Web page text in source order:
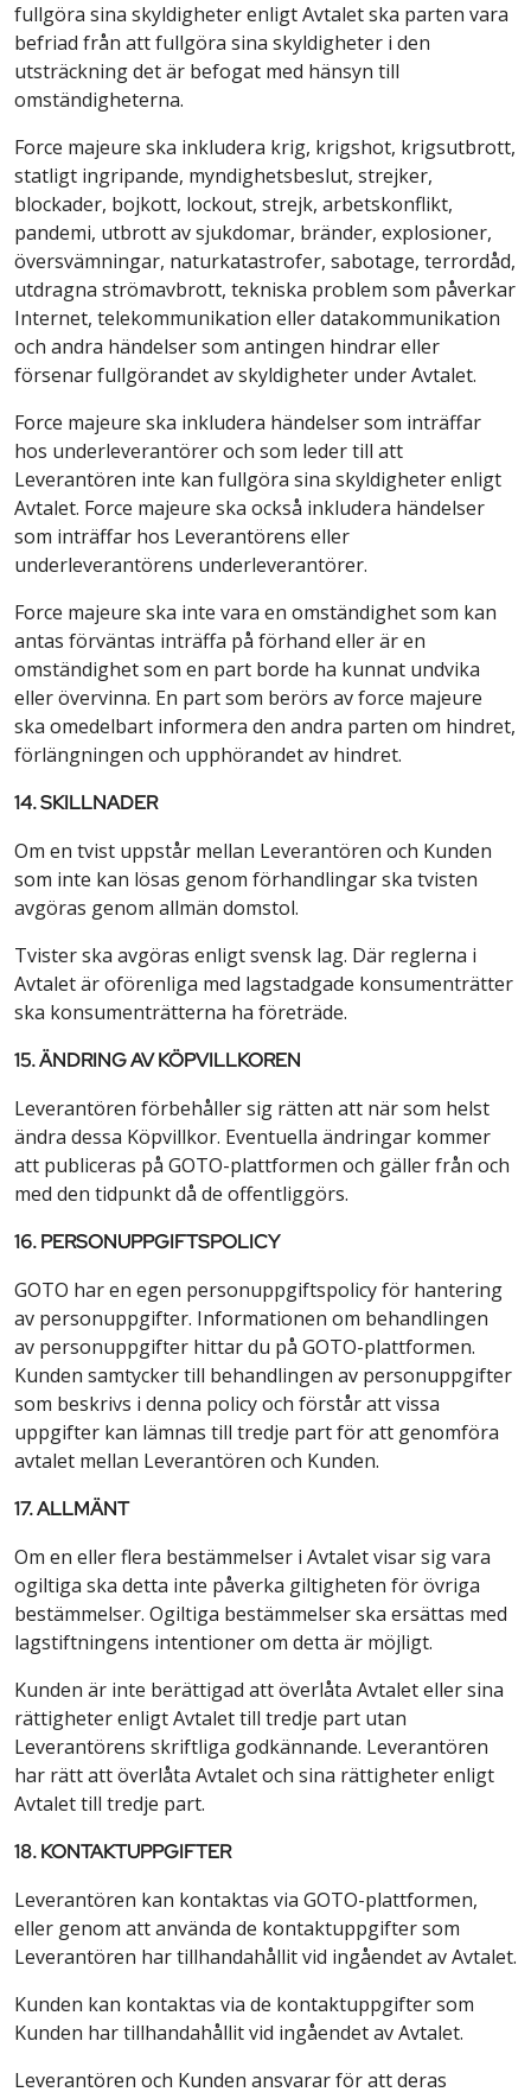
fullgöra sina skyldigheter enligt Avtalet ska parten vara
befriad från att fullgöra sina skyldigheter i den
utsträckning det är befogat med hänsyn till
omständigheterna.
Force majeure ska inkludera krig, krigshot, krigsutbrott,
statligt ingripande, myndighetsbeslut, strejker,
blockader, bojkott, lockout, strejk, arbetskonflikt,
pandemi, utbrott av sjukdomar, bränder, explosioner,
översvämningar, naturkatastrofer, sabotage, terrordåd,
utdragna strömavbrott, tekniska problem som påverkar
Internet, telekommunikation eller datakommunikation
och andra händelser som antingen hindrar eller
försenar fullgörandet av skyldigheter under Avtalet.
Force majeure ska inkludera händelser som inträffar
hos underleverantörer och som leder till att
Leverantören inte kan fullgöra sina skyldigheter enligt
Avtalet. Force majeure ska också inkludera händelser
som inträffar hos Leverantörens eller
underleverantörens underleverantörer.
Force majeure ska inte vara en omständighet som kan
antas förväntas inträffa på förhand eller är en
omständighet som en part borde ha kunnat undvika
eller övervinna. En part som berörs av force majeure
ska omedelbart informera den andra parten om hindret,
förlängningen och upphörandet av hindret.
14. SKILLNADER
Om en tvist uppstår mellan Leverantören och Kunden
som inte kan lösas genom förhandlingar ska tvisten
avgöras genom allmän domstol.
Tvister ska avgöras enligt svensk lag. Där reglerna i
Avtalet är oförenliga med lagstadgade konsumenträtter
ska konsumenträtterna ha företräde.
15. ÄNDRING AV KÖPVILLKOREN
Leverantören förbehåller sig rätten att när som helst
ändra dessa Köpvillkor. Eventuella ändringar kommer
att publiceras på GOTO-plattformen och gäller från och
med den tidpunkt då de offentliggörs.
16. PERSONUPPGIFTSPOLICY
GOTO har en egen personuppgiftspolicy för hantering
av personuppgifter. Informationen om behandlingen
av personuppgifter hittar du på GOTO-plattformen.
Kunden samtycker till behandlingen av personuppgifter
som beskrivs i denna policy och förstår att vissa
uppgifter kan lämnas till tredje part för att genomföra
avtalet mellan Leverantören och Kunden.
17. ALLMÄNT
Om en eller flera bestämmelser i Avtalet visar sig vara
ogiltiga ska detta inte påverka giltigheten för övriga
bestämmelser. Ogiltiga bestämmelser ska ersättas med
lagstiftningens intentioner om detta är möjligt.
Kunden är inte berättigad att överlåta Avtalet eller sina
rättigheter enligt Avtalet till tredje part utan
Leverantörens skriftliga godkännande. Leverantören
har rätt att överlåta Avtalet och sina rättigheter enligt
Avtalet till tredje part.
18. KONTAKTUPPGIFTER
Leverantören kan kontaktas via GOTO-plattformen,
eller genom att använda de kontaktuppgifter som
Leverantören har tillhandahållit vid ingåendet av Avtalet.
Kunden kan kontaktas via de kontaktuppgifter som
Kunden har tillhandahållit vid ingåendet av Avtalet.
Leverantören och Kunden ansvarar för att deras